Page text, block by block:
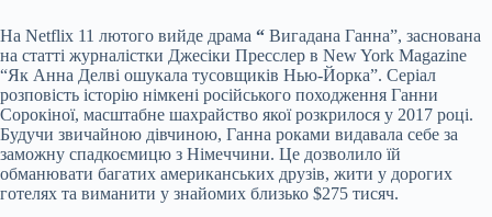
На Netflix 11 лютого вийде драма “ Вигадана Ганна”, заснована
на статті журналістки Джесіки Пресслер в New York Magazine
“Як Анна Делві ошукала тусовщиків Нью-Йорка”. Серіал
розповість історію німкені російського походження Ганни
Сорокіної, масштабне шахрайство якої розкрилося у 2017 році.
Будучи звичайною дівчиною, Ганна роками видавала себе за
заможну спадкоємицю з Німеччини. Це дозволило їй
обманювати багатих американських друзів, жити у дорогих
готелях та виманити у знайомих близько $275 тисяч.